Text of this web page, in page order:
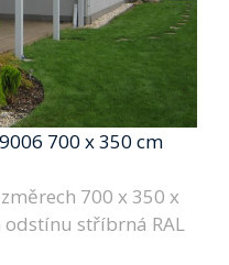
700 x 350 cm
700 x 350 x
odstínu stříbrná RAL